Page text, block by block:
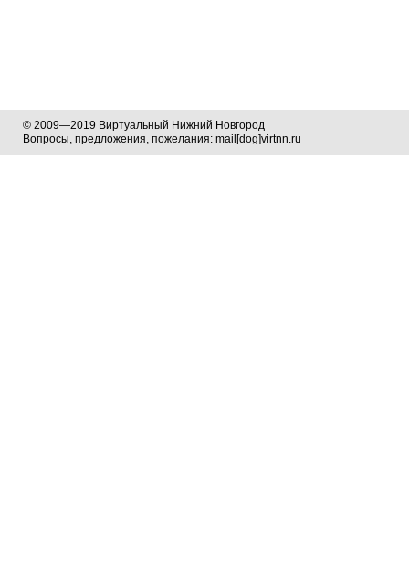
© 2009—2019 Виртуальный Нижний Новгород
Вопросы, предложения, пожелания: mail[dog]virtnn.ru